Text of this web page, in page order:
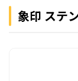
象印 ステ